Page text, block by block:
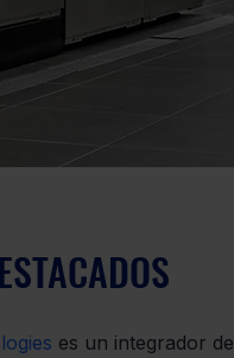
es un integrador de